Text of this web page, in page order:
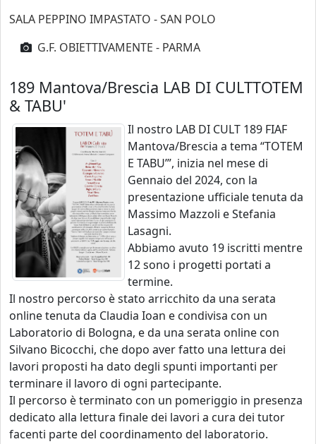
SALA PEPPINO IMPASTATO - SAN POLO
G.F. OBIETTIVAMENTE - PARMA
189 Mantova/Brescia LAB DI CULTTOTEM
& TABU'
Il nostro LAB DI CULT 189 FIAF
Mantova/Brescia a tema “TOTEM
E TABU’”, inizia nel mese di
Gennaio del 2024, con la
presentazione ufficiale tenuta da
Massimo Mazzoli e Stefania
Lasagni.
Abbiamo avuto 19 iscritti mentre
12 sono i progetti portati a
termine.
Il nostro percorso è stato arricchito da una serata
online tenuta da Claudia Ioan e condivisa con un
Laboratorio di Bologna, e da una serata online con
Silvano Bicocchi, che dopo aver fatto una lettura dei
lavori proposti ha dato degli spunti importanti per
terminare il lavoro di ogni partecipante.
Il percorso è terminato con un pomeriggio in presenza
dedicato alla lettura finale dei lavori a cura dei tutor
facenti parte del coordinamento del laboratorio.